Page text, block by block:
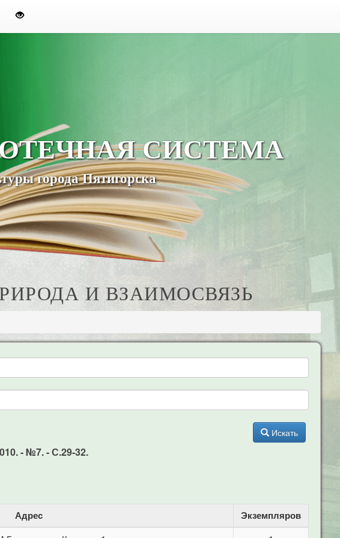
СИСТЕМА
города Пятигорска
И ВЗАИМОСВЯЗЬ
Искать
- №7. - С.29-32.
Адрес Экземпляров